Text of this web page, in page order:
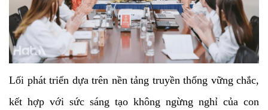
Lối phát triển dựa trên nền tảng truyền thống vững chắc,
kết hợp với sức sáng tạo không ngừng nghỉ của con